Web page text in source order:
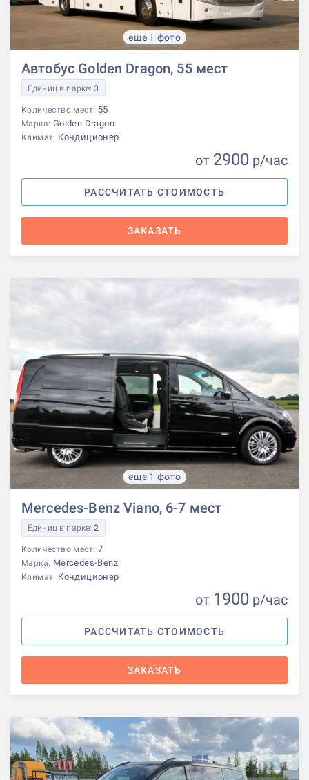
еще 1 фото
Автобус Golden Dragon, 55 мест
Единиц в парке:3
Количество мест: 55
Марка: Golden Dragon
Климат: Кондиционер
от 2900 р/час
РАССЧИТАТЬ СТОИМОСТЬ
ЗАКАЗАТЬ
еще 1 фото
Mercedes-Benz Viano, 6-7 мест
Единиц в парке:2
Количество мест: 7
Марка: Mercedes-Benz
Климат: Кондиционер
от 1900 р/час
РАССЧИТАТЬ СТОИМОСТЬ
ЗАКАЗАТЬ